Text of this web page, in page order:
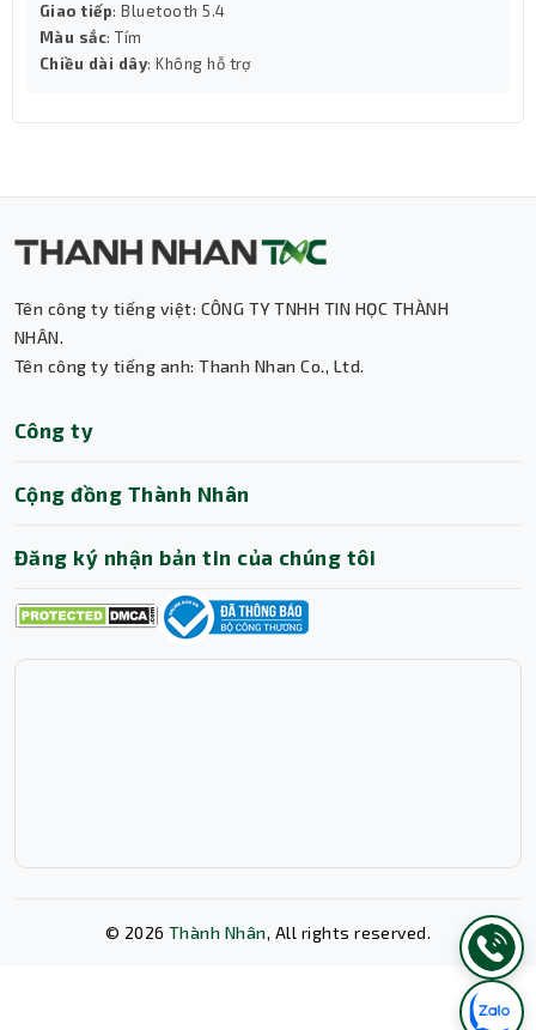
Giao tiếp: Bluetooth 5.4
Màu sắc: Tím
Chiều dài dây: Không hỗ trợ
Tên công ty tiếng việt: CÔNG TY TNHH TIN HỌC THÀNH
NHÂN.
Tên công ty tiếng anh: Thanh Nhan Co., Ltd.
Công ty
Cộng đồng Thành Nhân
Đăng ký nhận bản tin của chúng tôi
© 2026 Thành Nhân, All rights reserved.